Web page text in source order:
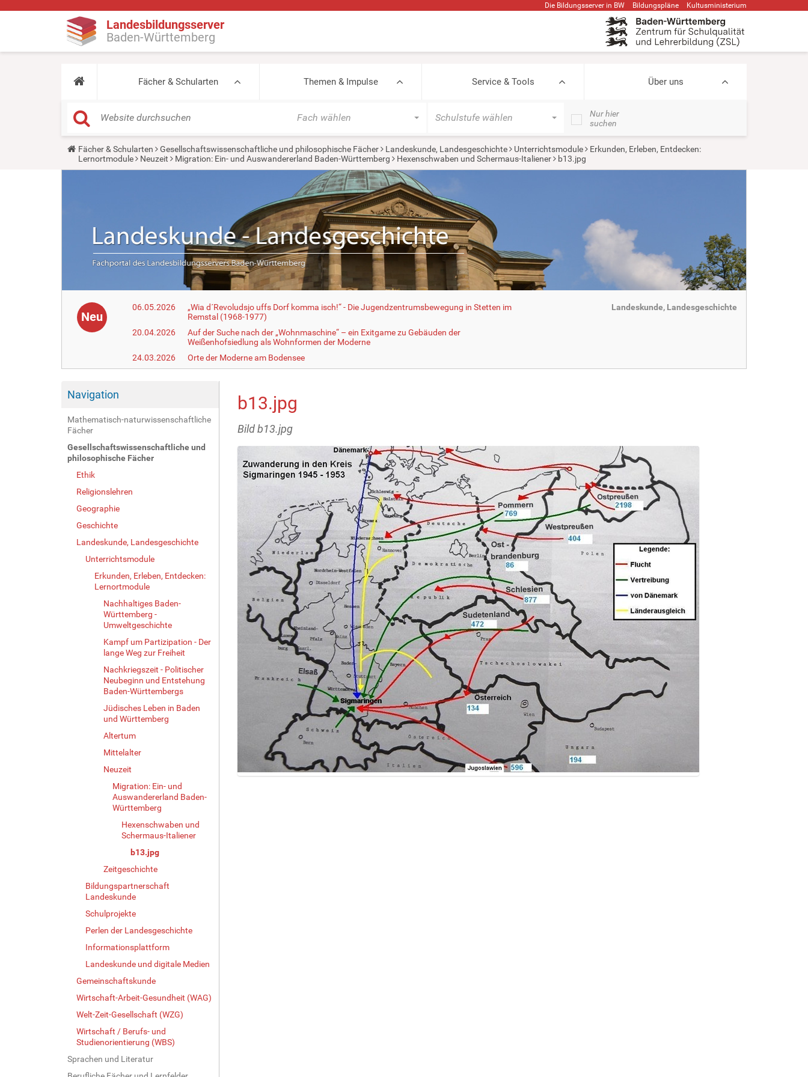
Die Bildungsserver in BW Bildungspläne Kultusministerium
Landesbildungsserver
Baden-Württemberg
Fächer & Schularten Themen & Impulse Service & Tools Über uns
Fach wählen Schulstufe wählen
Nur hier
suchen
Y
u
Fächer & Schularten Gesellschaftswissenschaftliche und philosophische Fächer Landeskunde, Landesgeschichte Unterrichtsmodule
Erkunden, Erleben, Entdecken:
Lernortmodule
Neuzeit Migration: Ein- und Auswandererland Baden-Württemberg Hexenschwaben und Schermaus-Italiener b13.jpg
Neu
06.05.2026
„Wia d´Revoludsjo uffs Dorf komma isch!“ - Die Jugendzentrumsbewegung in Stetten im
Remstal (1968-1977)
20.04.2026
Auf der Suche nach der „Wohnmaschine“ – ein Exitgame zu Gebäuden der
Weißenhofsiedlung als Wohnformen der Moderne
24.03.2026
Orte der Moderne am Bodensee
Landeskunde, Landesgeschichte
Navigation
Mathematisch-naturwissenschaftliche
Fächer
Gesellschaftswissenschaftliche und
philosophische Fächer
Ethik
Religionslehren
Geographie
Geschichte
Landeskunde, Landesgeschichte
Unterrichtsmodule
Erkunden, Erleben, Entdecken:
Lernortmodule
Nachhaltiges Baden-
Württemberg -
Umweltgeschichte
Kampf um Partizipation - Der
lange Weg zur Freiheit
Nachkriegszeit - Politischer
Neubeginn und Entstehung
Baden-Württembergs
Jüdisches Leben in Baden
und Württemberg
Altertum
Mittelalter
Neuzeit
Migration: Ein- und
Auswandererland Baden-
Württemberg
Hexenschwaben und
Schermaus-Italiener
b13.jpg
Zeitgeschichte
Bildungspartnerschaft
Landeskunde
Schulprojekte
Perlen der Landesgeschichte
Informationsplattform
Landeskunde und digitale Medien
Gemeinschaftskunde
Wirtschaft-Arbeit-Gesundheit (WAG)
Welt-Zeit-Gesellschaft (WZG)
Wirtschaft / Berufs- und
Studienorientierung (WBS)
Sprachen und Literatur
b13.jpg
Bild b13.jpg